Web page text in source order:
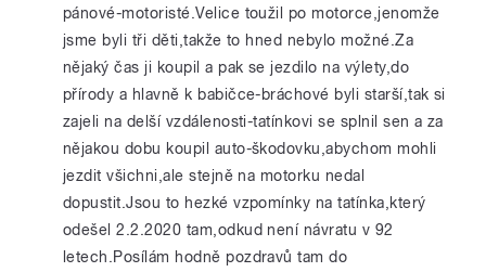
pánové-motoristé.Velice toužil po motorce,jenomže
jsme byli tři děti,takže to hned nebylo možné.Za
nějaký čas ji koupil a pak se jezdilo na výlety,do
přírody a hlavně k babičce-bráchové byli starší,tak si
zajeli na delší vzdálenosti-tatínkovi se splnil sen a za
nějakou dobu koupil auto-škodovku,abychom mohli
jezdit všichni,ale stejně na motorku nedal
dopustit.Jsou to hezké vzpomínky na tatínka,který
odešel 2.2.2020 tam,odkud není návratu v 92
letech.Posílám hodně pozdravů tam do